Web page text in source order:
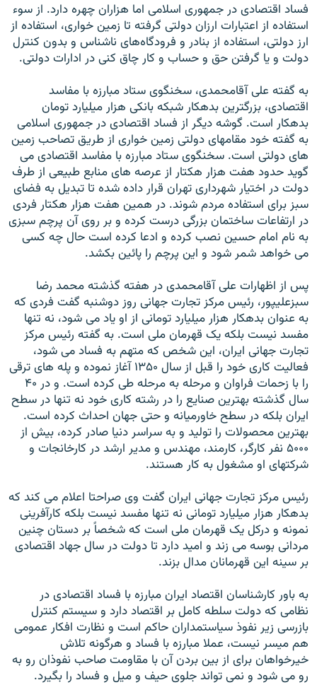
فساد اقتصادى در جمهورى اسلامى اما هزاران چهره دارد. از سوء
استفاده از اعتبارات ارزان دولتى گرفته تا زمین خوارى، استفاده از
ارز دولتى، استفاده از بنادر و فرودگاه‌هاى ناشناس و بدون کنترل
دولت و یا گرفتن حق و حساب و کار چاق کنى در ادارات دولتى.
به گفته على آقامحمدى، سخنگوى ستاد مبارزه با مفاسد
اقتصادى، بزرگترین بدهکار شبکه بانکى هزار میلیارد تومان
بدهکار است. گوشه دیگر از فساد اقتصادى در جمهورى اسلامى
به گفته خود مقامهاى دولتى زمین خوارى از طریق تصاحب زمین
هاى دولتى است. سخنگوى ستاد مبارزه با مفاسد اقتصادى مى
گوید حدود هفت هزار هکتار از عرصه هاى منابع طبیعى از طرف
دولت در اختیار شهردارى تهران قرار داده شده تا تبدیل به فضاى
سبز براى استفاده مردم شوند. در همین هفت هزار هکتار فردى
در ارتفاعات ساختمان بزرگى درست کرده و بر روى آن پرچم سبزى
به نام امام حسین نصب کرده و ادعا کرده است حال چه کسى
مى خواهد شمر شود و این پرچم را پائین بکشد.
پس از اظهارات على آقامحمدى در هفته گذشته محمد رضا
سبزعلیپور، رئیس مرکز تجارت جهانى روز دوشنبه گفت فردى که
به عنوان بدهکار هزار میلیارد تومانى از او یاد مى شود، نه تنها
مفسد نیست بلکه یک قهرمان ملى است. به گفته رئیس مرکز
تجارت جهانى ایران، این شخص که متهم به فساد مى شود،
فعالیت کارى خود را قبل از سال ۱۳۵۰ آغاز نموده و پله هاى ترقى
را با زحمات فراوان و مرحله به مرحله طى کرده است. و در ۴۰
سال گذشته بهترین صنایع را در رشته کارى خود نه تنها در سطح
ایران بلکه در سطح خاورمیانه و حتى جهان احداث کرده است.
بهترین محصولات را تولید و به سراسر دنیا صادر کرده، بیش از
۵۰۰۰ نفر کارگر، کارمند، مهندس و مدیر ارشد در کارخانجات و
شرکتهاى او مشغول به کار هستند.
رئیس مرکز تجارت جهانى ایران گفت وى صراحتا اعلام مى کند که
بدهکار هزار میلیارد تومانى نه تنها مفسد نیست بلکه کارآفرینى
نمونه و درکل یک قهرمان ملى است که شخصاً بر دستان چنین
مردانى بوسه مى زند و امید دارد تا دولت در سال جهاد اقتصادى
بر سینه این قهرمانان مدال بزند.
به باور کارشناسان اقتصاد ایران مبارزه با فساد اقتصادى در
نظامى که دولت سلطه کامل بر اقتصاد دارد و سیستم کنترل
بازرسى زیر نفوذ سیاستمداران حاکم است و نظارت افکار عمومى
هم میسر نیست، عملا مبارزه با فساد و هرگونه تلاش
خیرخواهان براى از بین بردن آن با مقاومت صاحب نفوذان رو به
رو مى شود و نمى تواند جلوى حیف و میل و فساد را بگیرد.